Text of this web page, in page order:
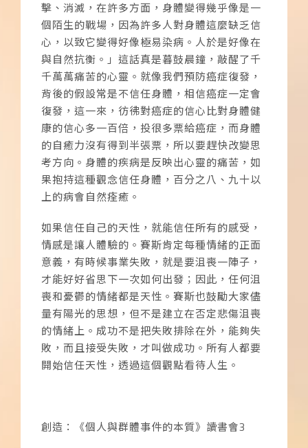
擊、消滅，在許多方面，身體變得幾乎像是一
個陌生的戰場，因為許多人對身體這麼缺乏信
心，以致它變得好像極易染病。人於是好像在
與自然抗衡。」這話真是暮鼓晨鐘，敲醒了千
千萬萬痛苦的心靈。就像我們預防癌症復發，
背後的假設常是不信任身體，相信癌症一定會
復發，這一來，彷彿對癌症的信心比對身體健
康的信心多一百倍，投很多票給癌症，而身體
的自癒力沒有得到半張票，所以要趕快改變思
考方向。身體的疾病是反映出心靈的痛苦，如
果抱持這種觀念信任身體，百分之八、九十以
上的病會自然痊癒。
如果信任自己的天性，就能信任所有的感受，
情感是讓人體驗的。賽斯肯定每種情緒的正面
意義，有時候事業失敗，就是要沮喪一陣子，
才能好好省思下一次如何出發；因此，任何沮
喪和憂鬱的情緒都是天性。賽斯也鼓勵大家儘
量有陽光的思想，但不是建立在否定悲傷沮喪
的情緒上。成功不是把失敗排除在外，能夠失
敗，而且接受失敗，才叫做成功。所有人都要
開始信任天性，透過這個觀點看待人生。
創造：《個人與群體事件的本質》讀書會3